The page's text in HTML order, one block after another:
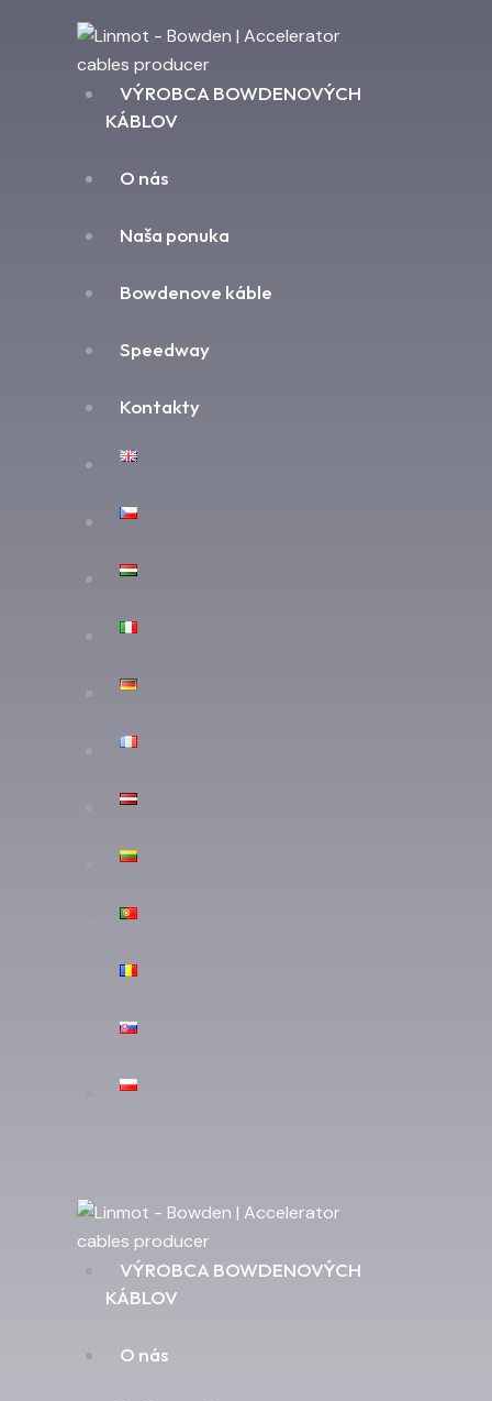
VÝROBCA BOWDENOVÝCH
KÁBLOV
O nás
Naša ponuka
Bowdenove káble
Speedway
Kontakty
VÝROBCA BOWDENOVÝCH
KÁBLOV
O nás